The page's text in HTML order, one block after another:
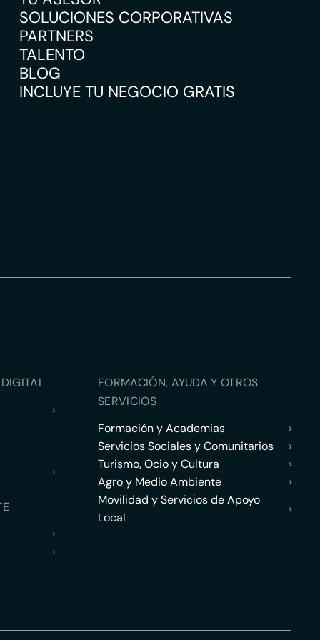
SOLUCIONES CORPORATIVAS
PARTNERS
TALENTO
BLOG
INCLUYE TU NEGOCIO GRATIS
›
›
›
›
FORMACIÓN, AYUDA Y OTROS
SERVICIOS
Formación y Academias
›
Servicios Sociales y Comunitarios
›
Turismo, Ocio y Cultura
›
Agro y Medio Ambiente
›
Movilidad y Servicios de Apoyo
Local
›